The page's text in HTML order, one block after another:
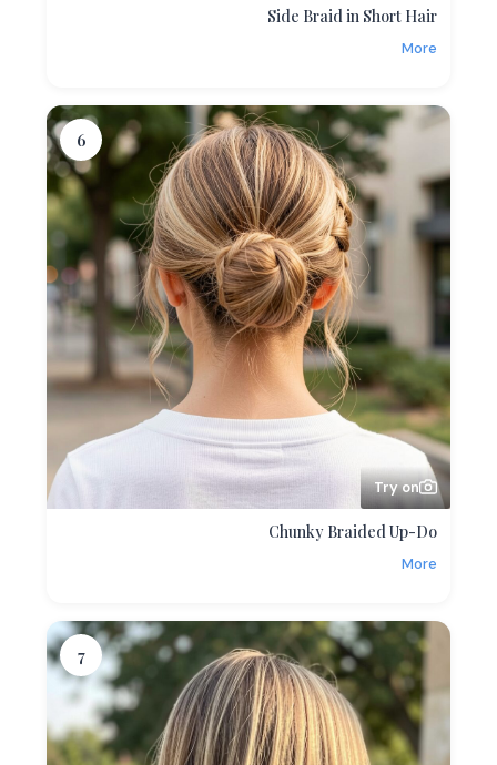
Side Braid in Short Hair
More
6
Try on
Chunky Braided Up-Do
More
7